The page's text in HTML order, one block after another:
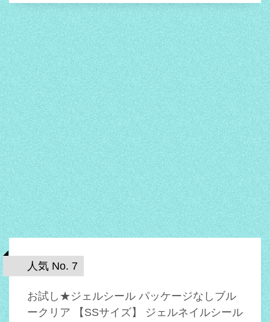
人気 No. 7
お試し★ジェルシール パッケージなしブル
ークリア 【SSサイズ】 ジェルネイルシール